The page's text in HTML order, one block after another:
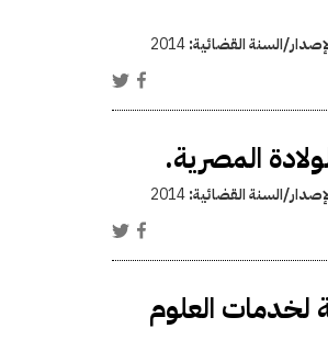
السنة القضائية:2014
المصرية.
السنة القضائية:2014
لخدمات العلوم